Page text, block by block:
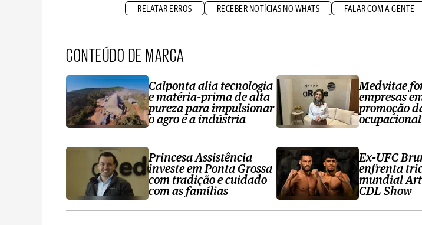
RELATAR ERROS RECEBER NOTÍCIAS NO WHATS FALAR COM A GENTE
CONTEÚDO DE MARCA
Calponta alia tecnologia
e matéria-prima de alta
pureza para impulsionar
o agro e a indústria
Princesa Assistência
investe em Ponta Grossa
com tradição e cuidado
com as famílias
Medvitae
empresas
promoção
ocupacional
Ex-UFC
enfrenta
mundial
CDL Show